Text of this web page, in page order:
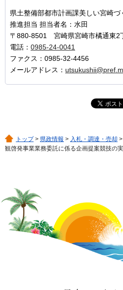
県土整備部都市計画課美しい宮崎
推進担当 担当者名：水田
〒880-8501 宮崎県宮崎市橘通東2
電話： 0985-24-0041
ファクス：0985-32-4456
メールアドレス：
トップ> 県政情報 > 入札・調達・売却 >
観啓発事業業務委託に係る企画提案競技の